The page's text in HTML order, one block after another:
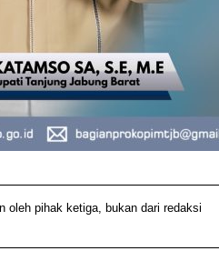
oleh pihak ketiga, bukan dari redaksi